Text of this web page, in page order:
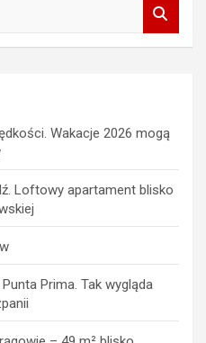
Wakacje 2026 mogą
Loftowy apartament blisko
Prima. Tak wygląda